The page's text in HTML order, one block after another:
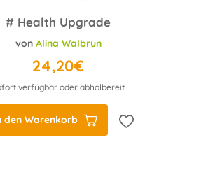
# Health Upgrade
von Alina Walbrun
24,20€
verfügbar oder abholbereit
den Warenkorb